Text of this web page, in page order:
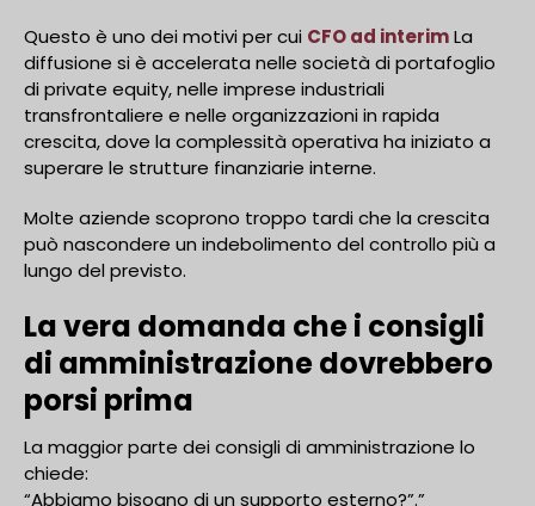
Questo è uno dei motivi per cui CFO ad interimLa
diffusione si è accelerata nelle società di portafoglio
di private equity, nelle imprese industriali
transfrontaliere e nelle organizzazioni in rapida
crescita, dove la complessità operativa ha iniziato a
superare le strutture finanziarie interne.
Molte aziende scoprono troppo tardi che la crescita
può nascondere un indebolimento del controllo più a
lungo del previsto.
La vera domanda che i consigli
di amministrazione dovrebbero
porsi prima
La maggior parte dei consigli di amministrazione lo
chiede:
“Abbiamo bisogno di un supporto esterno?”.”